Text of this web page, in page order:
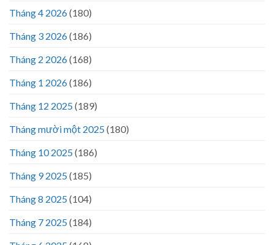
Tháng 4 2026(180)
Tháng 3 2026(186)
Tháng 2 2026(168)
Tháng 1 2026(186)
Tháng 12 2025(189)
Tháng mười một 2025(180)
Tháng 10 2025(186)
Tháng 9 2025(185)
Tháng 8 2025(104)
Tháng 7 2025(184)